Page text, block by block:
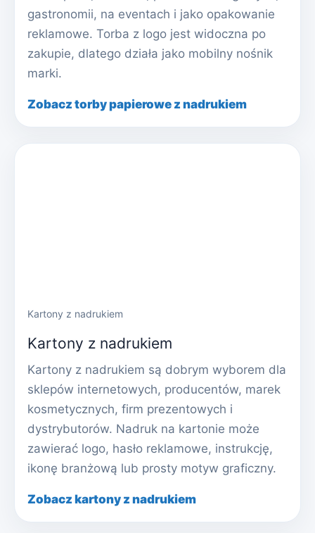
gastronomii, na eventach i jako opakowanie
reklamowe. Torba z logo jest widoczna po
zakupie, dlatego działa jako mobilny nośnik
marki.
Zobacz torby papierowe z nadrukiem
Kartony z nadrukiem
Kartony z nadrukiem
Kartony z nadrukiem są dobrym wyborem dla
sklepów internetowych, producentów, marek
kosmetycznych, firm prezentowych i
dystrybutorów. Nadruk na kartonie może
zawierać logo, hasło reklamowe, instrukcję,
ikonę branżową lub prosty motyw graficzny.
Zobacz kartony z nadrukiem